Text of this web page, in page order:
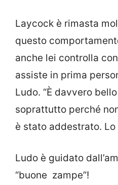
Laycock è rimasta
questo
anche lei controlla
assiste in prima
Ludo. “È davvero
soprattutto perché
è stato addestrato. Lo
Ludo è guidato
“buone zampe”!